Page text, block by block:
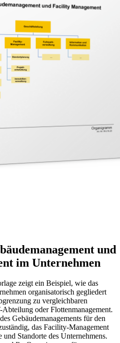
und
im Unternehmen
zeigt ein Beispiel, wie das
organisatorisch gegliedert
zu vergleichbaren
oder Flottenmanagement.
Gebäudemanagements für den
das Facility-Management
Standorte des Unternehmens.